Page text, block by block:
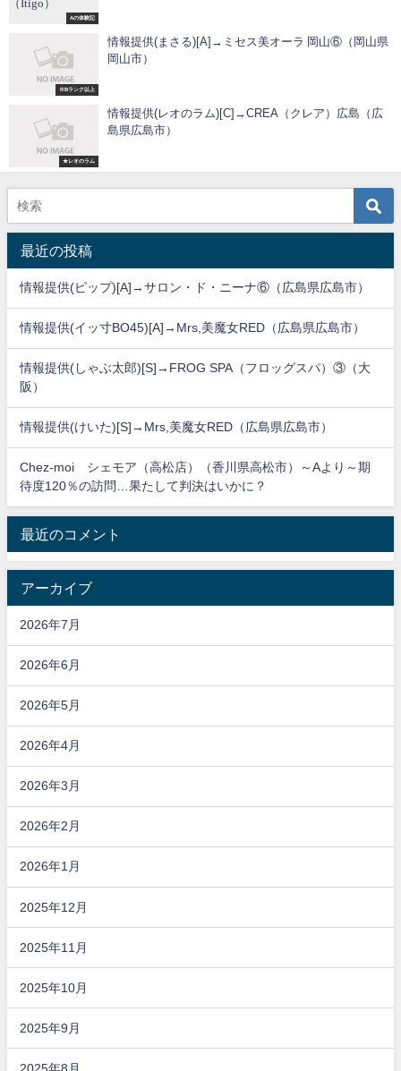
Aの体験記
※Bランク以上
情報提供(まさる)[A]→ミセス美オーラ 岡山⑥（岡山県
岡山市）
★レオのラム
情報提供(レオのラム)[C]→CREA（クレア）広島（広
島県広島市）
最近の投稿
情報提供(ピップ)[A]→サロン・ド・ニーナ⑥（広島県広島市）
情報提供(イッ寸BO45)[A]→Mrs,美魔女RED（広島県広島市）
情報提供(しゃぶ太郎)[S]→FROG SPA（フロッグスパ）③（大
阪）
情報提供(けいた)[S]→Mrs,美魔女RED（広島県広島市）
Chez-moi シェモア（高松店）（香川県高松市）～Aより～期
待度120％の訪問…果たして判決はいかに？
最近のコメント
アーカイブ
2026年7月
2026年6月
2026年5月
2026年4月
2026年3月
2026年2月
2026年1月
2025年12月
2025年11月
2025年10月
2025年9月
2025年8月